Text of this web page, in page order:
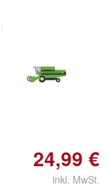
24,99 €
inkl. MwSt.